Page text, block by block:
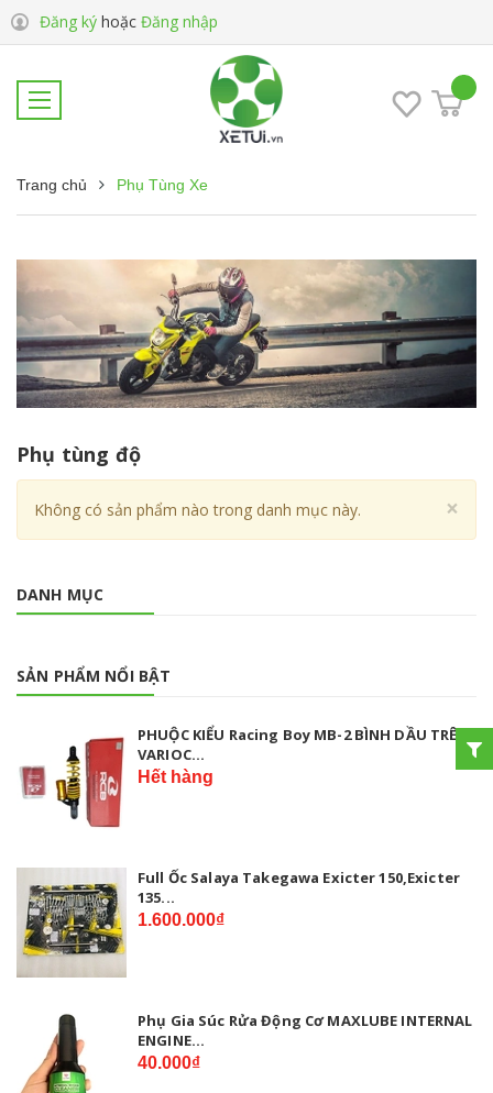
Đăng ký hoặc Đăng nhập
Trang chủ Phụ Tùng Xe
Phụ tùng độ
×
Không có sản phẩm nào trong danh mục này.
DANH MỤC
SẢN PHẨM NỔI BẬT
PHUỘC KIỂU Racing Boy MB-2 BÌNH DẦU TRÊN
VARIOC...
Hết hàng
Full Ốc Salaya Takegawa Exicter 150,Exicter
135...
1.600.000₫
Phụ Gia Súc Rửa Động Cơ MAXLUBE INTERNAL
ENGINE...
40.000₫